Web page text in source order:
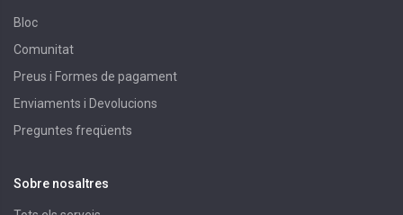
Bloc
Comunitat
Preus i Formes de pagament
Enviaments i Devolucions
Preguntes freqüents
Sobre nosaltres